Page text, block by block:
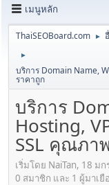
เมนูหลัก
ThaiSEOBoard.com ►
►
บริการ Domain Name,
ราคาถูก
บริการ
Hosting,
SSL คุณภา
เริ่มโดย NaiTan, 18 ม
0 สมาชิก และ 1 ผู้มาเ